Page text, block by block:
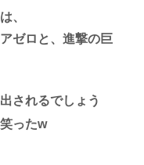
、
ゼロと、進撃の巨
されるでしょう
ったw